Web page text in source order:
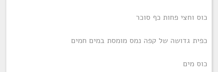
כוס וחצי פחות כף סוכר
כפית גדושה של קפה נמס מומסת במים חמים
כוס מים